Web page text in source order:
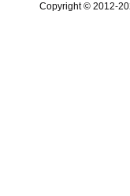
Copyright © 2012-